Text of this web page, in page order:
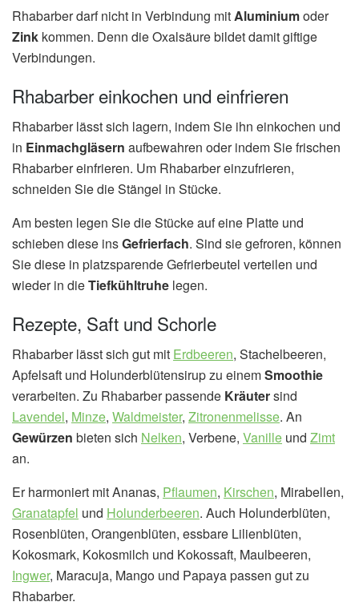
Rhabarber darf nicht in Verbindung mitAluminiumoder
Zink kommen. Denn die Oxalsäure bildet damit giftige
Verbindungen.
Rhabarber einkochen und einfrieren
Rhabarber lässt sich lagern, indem Sie ihn einkochen und
in Einmachgläsern aufbewahren oder indem Sie frischen
Rhabarber einfrieren. Um Rhabarber einzufrieren,
schneiden Sie die Stängel in Stücke.
Am besten legen Sie die Stücke auf eine Platte und
schieben diese insGefrierfach. Sind sie gefroren, können
Sie diese in platzsparende Gefrierbeutel verteilen und
wieder in dieTiefkühltruhe legen.
Rezepte, Saft und Schorle
Rhabarber lässt sich gut mit Erdbeeren, Stachelbeeren,
Apfelsaft und Holunderblütensirup zu einemSmoothie
verarbeiten. Zu Rhabarber passende Kräutersind
Lavendel, Minze, Waldmeister, Zitronenmelisse. An
Gewürzen bieten sich Nelken, Verbene, Vanille und Zimt
an.
Er harmoniert mit Ananas, Pflaumen, Kirschen, Mirabellen,
Granatapfel und Holunderbeeren. Auch Holunderblüten,
Rosenblüten, Orangenblüten, essbare Lilienblüten,
Kokosmark, Kokosmilch und Kokossaft, Maulbeeren,
Ingwer, Maracuja, Mango und Papaya passen gut zu
Rhabarber.